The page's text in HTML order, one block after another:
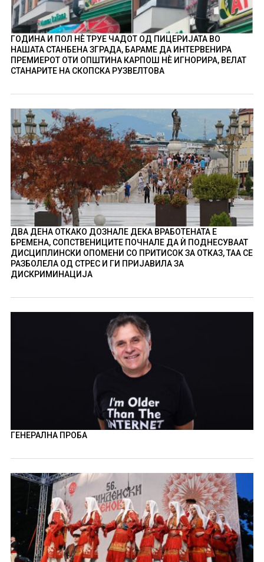
ГОДИНА И ПОЛ НÈ ТРУЕ ЧАДОТ ОД ПИЦЕРИЈАТА ВО
НАШАТА СТАНБЕНА ЗГРАДА, БАРАМЕ ДА ИНТЕРВЕНИРА
ПРЕМИЕРОТ ОТИ ОПШТИНА КАРПОШ НÈ ИГНОРИРА, ВЕЛАТ
СТАНАРИТЕ НА СКОПСКА РУЗВЕЛТОВА
ДВА ДЕНА ОТКАКО ДОЗНАЛЕ ДЕКА ВРАБОТЕНАТА Е
БРЕМЕНА, СОПСТВЕНИЦИТЕ ПОЧНАЛЕ ДА Ѝ ПОДНЕСУВААТ
ДИСЦИПЛИНСКИ ОПОМЕНИ СО ПРИТИСОК ЗА ОТКАЗ, ТАА СЕ
РАЗБОЛЕЛА ОД СТРЕС И ГИ ПРИЈАВИЛА ЗА
ДИСКРИМИНАЦИЈА
ГЕНЕРАЛНА ПРОБА